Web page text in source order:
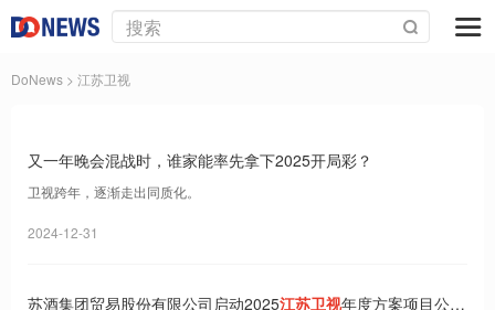
DoNews > 江苏卫视
又一年晚会混战时，谁家能率先拿下2025开局彩？
卫视跨年，逐渐走出同质化。
2024-12-31
苏酒集团贸易股份有限公司启动2025江苏卫视年度方案项目公开